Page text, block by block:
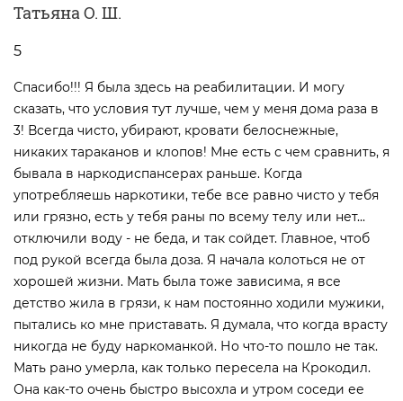
Татьяна О. Ш.
5
Спасибо!!! Я была здесь на реабилитации. И могу
сказать, что условия тут лучше, чем у меня дома раза в
3! Всегда чисто, убирают, кровати белоснежные,
никаких тараканов и клопов! Мне есть с чем сравнить, я
бывала в наркодиспансерах раньше. Когда
употребляешь наркотики, тебе все равно чисто у тебя
или грязно, есть у тебя раны по всему телу или нет...
отключили воду - не беда, и так сойдет. Главное, чтоб
под рукой всегда была доза. Я начала колоться не от
хорошей жизни. Мать была тоже зависима, я все
детство жила в грязи, к нам постоянно ходили мужики,
пытались ко мне приставать. Я думала, что когда врасту
никогда не буду наркоманкой. Но что-то пошло не так.
Мать рано умерла, как только пересела на Крокодил.
Она как-то очень быстро высохла и утром соседи ее